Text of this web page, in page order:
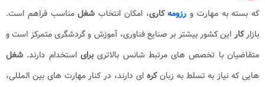
بسته به مهارت و رزومه کاری، امکان انتخابشغلمناسب فراهم است.
کاراین کشور بیشتر بر صنایع فناوری، آموزش و گردشگری متمرکز است و
با تخصص های مرتبط شانس بالاتریبرایاستخدام دارند.شغل
که نیاز به تسلط به زبانکرهای دارند، در کنار مهارت های بین المللی،